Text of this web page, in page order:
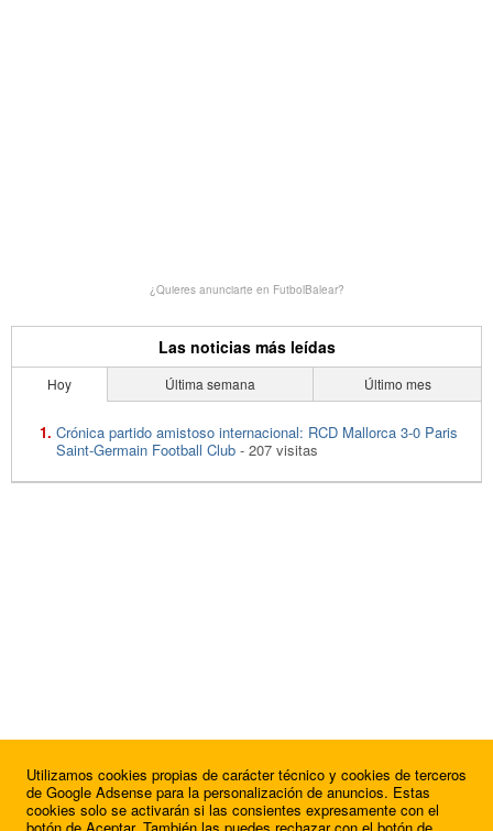
¿Quieres anunciarte en FutbolBalear?
Las noticias más leídas
Hoy Última semana Último mes
Crónica partido amistoso internacional: RCD Mallorca 3-0 Paris
Saint-Germain Football Club - 207 visitas
Utilizamos cookies propias de carácter técnico y cookies de terceros
de Google Adsense para la personalización de anuncios. Estas
cookies solo se activarán si las consientes expresamente con el